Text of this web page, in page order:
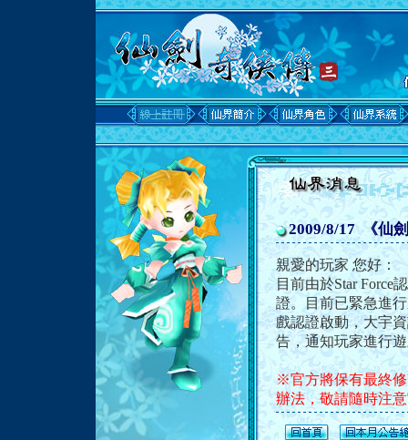
2009/8/17 《仙
親愛的玩家 您好：
目前由於Star Force
證。目前已緊急進
戲認證啟動，大宇
告，通知玩家進行
※官方將保有最終
辦法，敬請隨時注